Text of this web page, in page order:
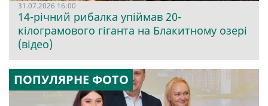
31.07.2026 16:00
14-річний рибалка упіймав 20-
кілограмового гіганта на Блакитному озері
(відео)
ПОПУЛЯРНЕ ФОТО